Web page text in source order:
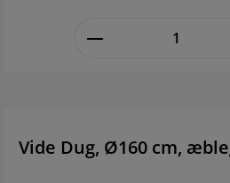
Vide Dug, Ø160 cm,